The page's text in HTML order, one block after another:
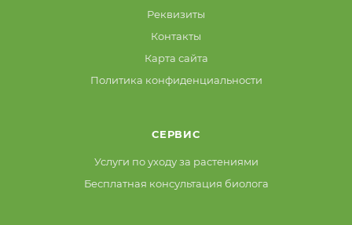
Реквизиты
Контакты
Карта сайта
Политика конфиденциальности
СЕРВИС
Услуги по уходу за растениями
Бесплатная консультация биолога